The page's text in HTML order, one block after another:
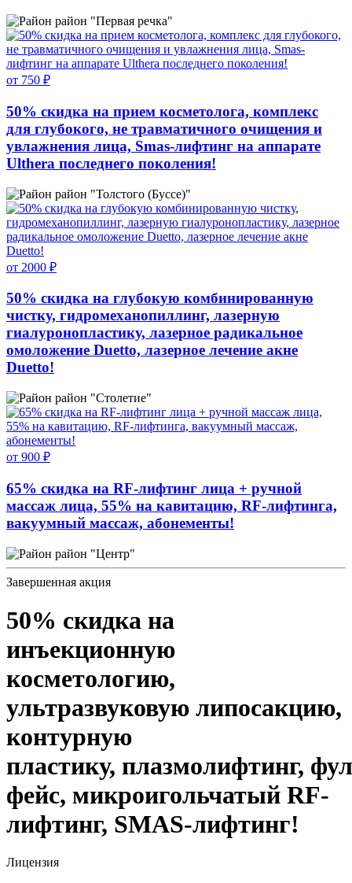
район "Первая речка"
от 750 ₽
50% скидка на прием косметолога, комплекс
для глубокого, не травматичного очищения и
увлажнения лица, Smas-лифтинг на аппарате
Ulthera последнего поколения!
район "Толстого (Буссе)"
от 2000 ₽
50% скидка на глубокую комбинированную
чистку, гидромеханопиллинг, лазерную
гиалуронопластику, лазерное радикальное
омоложение Duetto, лазерное лечение акне
Duetto!
район "Столетие"
от 900 ₽
65% скидка на RF-лифтинг лица + ручной
массаж лица, 55% на кавитацию, RF-лифтинга,
вакуумный массаж, абонементы!
район "Центр"
Завершенная акция
50% скидка на
инъекционную
косметологию,
ультразвуковую липосакцию,
контурную
пластику, плазмолифтинг,
фейс, микроигольчатый RF-
лифтинг, SMAS-лифтинг!
Лицензия